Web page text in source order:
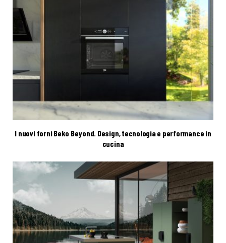
I nuovi forni Beko Beyond. Design, tecnologia e performance in
cucina